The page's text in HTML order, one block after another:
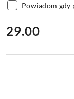
Powiadom gdy
cena:
29.00